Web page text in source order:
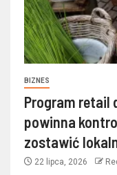
BIZNES
Program retail
powinna
zostawić
22 lipca, 2026